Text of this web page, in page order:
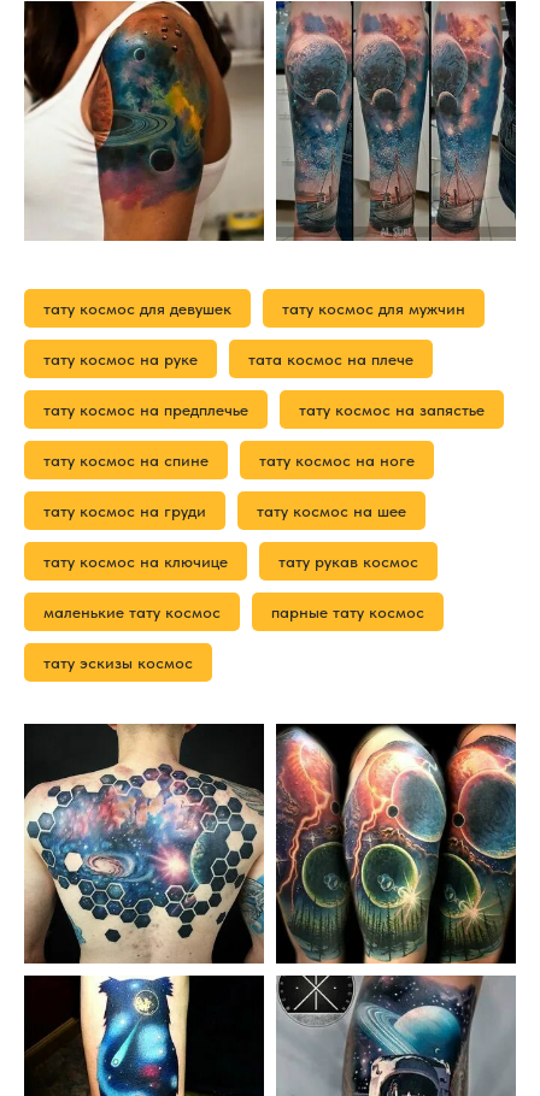
тату космос для девушек тату космос для мужчин
тату космос на руке тата космос на плече
тату космос на предплечье тату космос на запястье
тату космос на спине тату космос на ноге
тату космос на груди тату космос на шее
тату космос на ключице тату рукав космос
маленькие тату космос парные тату космос
тату эскизы космос